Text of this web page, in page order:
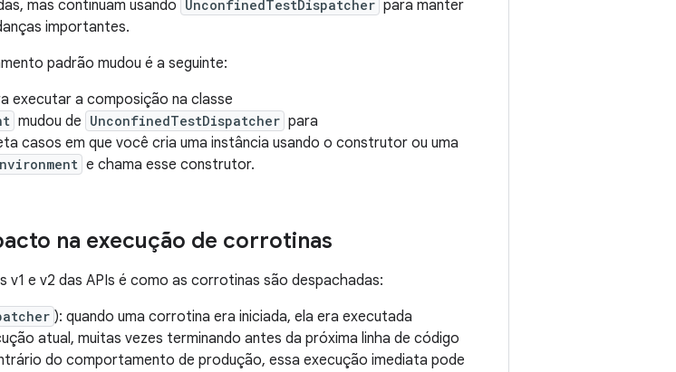
mas continuam usando UnconfinedTestDispatcher para manter
importantes.
padrão mudou é a seguinte:
executar a composição na classe
mudou de UnconfinedTestDispatcher para
casos em que você cria uma instância usando o construtor ou uma
e chama esse construtor.
na execução de corrotinas
v1 e v2 das APIs é como as corrotinas são despachadas:
): quando uma corrotina era iniciada, ela era executada
atual, muitas vezes terminando antes da próxima linha de código
do comportamento de produção, essa execução imediata pode